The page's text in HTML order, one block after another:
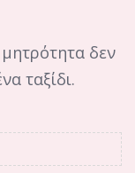
δεν
ταξίδι.